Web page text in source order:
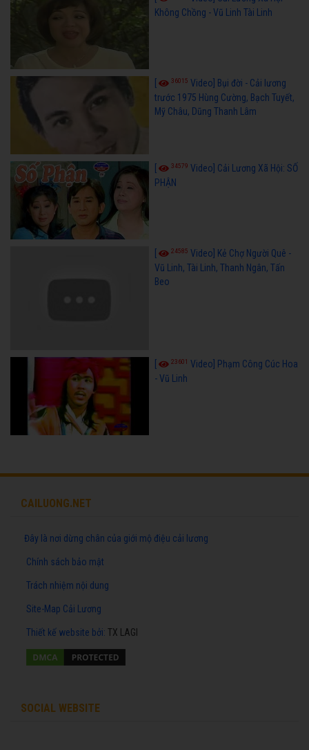
Không Chồng - Vũ Linh Tài Linh
36015 Video] Bụi đời - Cải lương
trước 1975 Hùng Cường, Bạch Tuyết,
Mỹ Châu, Dũng Thanh Lâm
34579 Video] Cải Lương Xã Hội: SỐ
PHẬN
24585 Video] Kẻ Chợ Người Quê -
Vũ Linh, Tài Linh, Thanh Ngân, Tấn
Beo
23601
Video] Phạm Công Cúc Hoa
- Vũ Linh
CAILUONG.NET
Đây là nơi dừng chân của giới mộ điệu cải lương
Chính sách bảo mật
Trách nhiệm nội dung
Site-Map Cải Lương
Thiết kế website bởi: TX LAGI
SOCIAL WEBSITE